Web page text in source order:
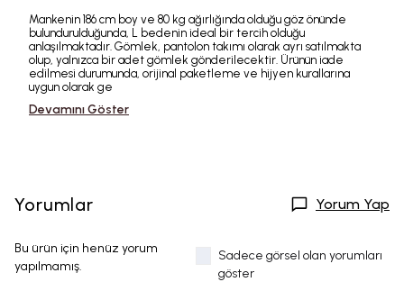
Mankenin 186 cm boy ve 80 kg ağırlığında olduğu göz önünde
bulundurulduğunda, L bedenin ideal bir tercih olduğu
anlaşılmaktadır. Gömlek, pantolon takımı olarak ayrı satılmakta
olup, yalnızca bir adet gömlek gönderilecektir. Ürünün iade
edilmesi durumunda, orijinal paketleme ve hijyen kurallarına
uygun olarak ge
Devamını Göster
Yorumlar Yorum Yap
Bu ürün için henüz yorum
yapılmamış.
Sadece görsel olan yorumları
göster